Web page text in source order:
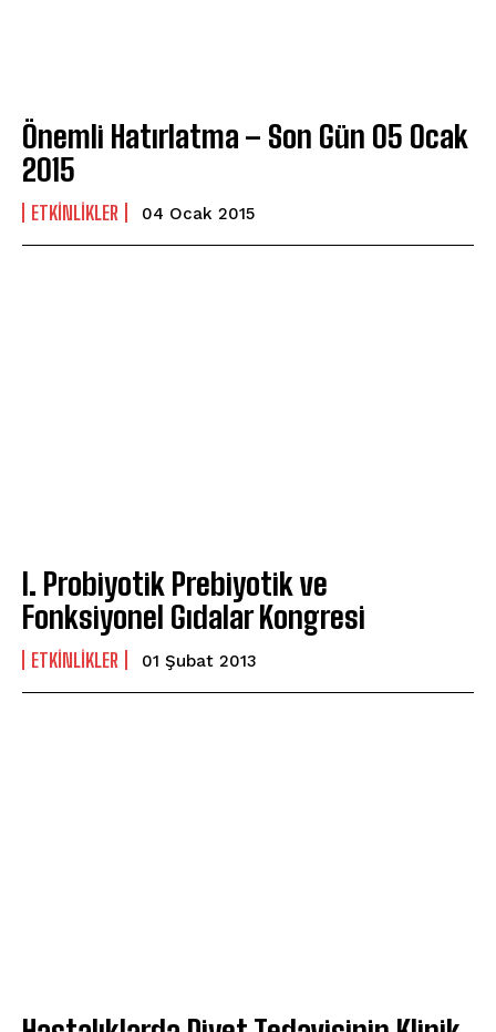
Önemli Hatırlatma – Son Gün 05 Ocak
2015
ETKINLIKLER 04 Ocak 2015
I. Probiyotik Prebiyotik ve
Fonksiyonel Gıdalar Kongresi
ETKINLIKLER 01 Şubat 2013